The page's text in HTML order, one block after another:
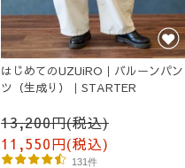
はじめてのUZUiRO｜バルーンパン
ツ（生成り）｜STARTER
13,200円(税込)
11,550円(税込)
131件